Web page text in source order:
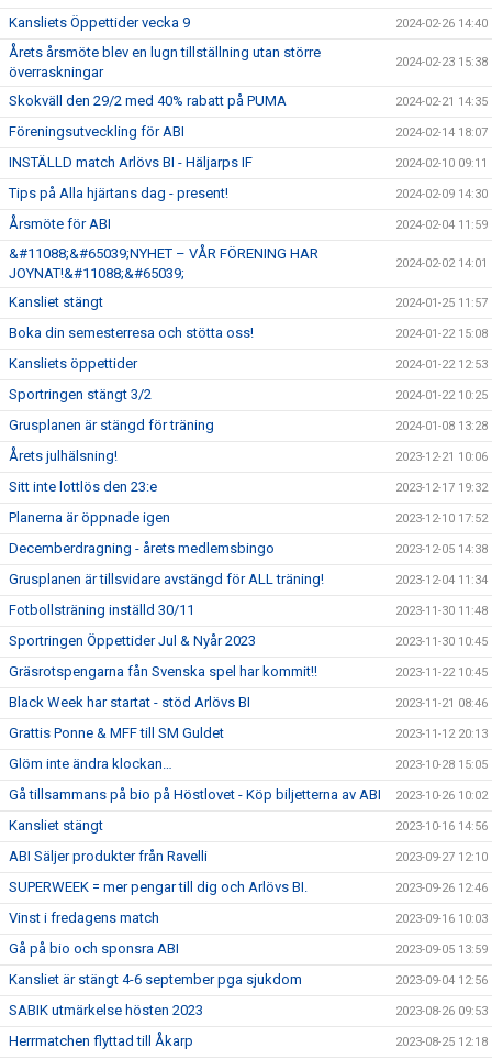
Kansliets Öppettider vecka 9 2024-02-26 14:40
Årets årsmöte blev en lugn tillställning utan större
överraskningar
2024-02-23 15:38
Skokväll den 29/2 med 40% rabatt på PUMA 2024-02-21 14:35
Föreningsutveckling för ABI 2024-02-14 18:07
INSTÄLLD match Arlövs BI - Häljarps IF 2024-02-10 09:11
Tips på Alla hjärtans dag - present! 2024-02-09 14:30
Årsmöte för ABI 2024-02-04 11:59
&#11088;&#65039;NYHET – VÅR FÖRENING HAR
JOYNAT!&#11088;&#65039;
2024-02-02 14:01
Kansliet stängt 2024-01-25 11:57
Boka din semesterresa och stötta oss! 2024-01-22 15:08
Kansliets öppettider 2024-01-22 12:53
Sportringen stängt 3/2 2024-01-22 10:25
Grusplanen är stängd för träning 2024-01-08 13:28
Årets julhälsning! 2023-12-21 10:06
Sitt inte lottlös den 23:e 2023-12-17 19:32
Planerna är öppnade igen 2023-12-10 17:52
Decemberdragning - årets medlemsbingo 2023-12-05 14:38
Grusplanen är tillsvidare avstängd för ALL träning! 2023-12-04 11:34
Fotbollsträning inställd 30/11 2023-11-30 11:48
Sportringen Öppettider Jul & Nyår 2023 2023-11-30 10:45
Gräsrotspengarna fån Svenska spel har kommit!! 2023-11-22 10:45
Black Week har startat - stöd Arlövs BI 2023-11-21 08:46
Grattis Ponne & MFF till SM Guldet 2023-11-12 20:13
Glöm inte ändra klockan… 2023-10-28 15:05
Gå tillsammans på bio på Höstlovet - Köp biljetterna av ABI 2023-10-26 10:02
Kansliet stängt 2023-10-16 14:56
ABI Säljer produkter från Ravelli 2023-09-27 12:10
SUPERWEEK = mer pengar till dig och Arlövs BI. 2023-09-26 12:46
Vinst i fredagens match 2023-09-16 10:03
Gå på bio och sponsra ABI 2023-09-05 13:59
Kansliet är stängt 4-6 september pga sjukdom 2023-09-04 12:56
SABIK utmärkelse hösten 2023 2023-08-26 09:53
Herrmatchen flyttad till Åkarp 2023-08-25 12:18